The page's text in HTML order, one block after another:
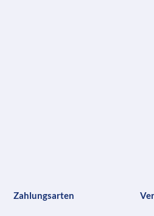
Zahlungsarten